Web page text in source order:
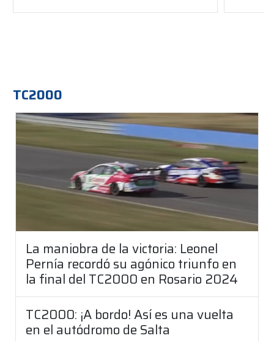
TC2000
La maniobra de la victoria: Leonel
Pernía recordó su agónico triunfo en
la final del TC2000 en Rosario 2024
TC2000: ¡A bordo! Así es una vuelta
en el autódromo de Salta